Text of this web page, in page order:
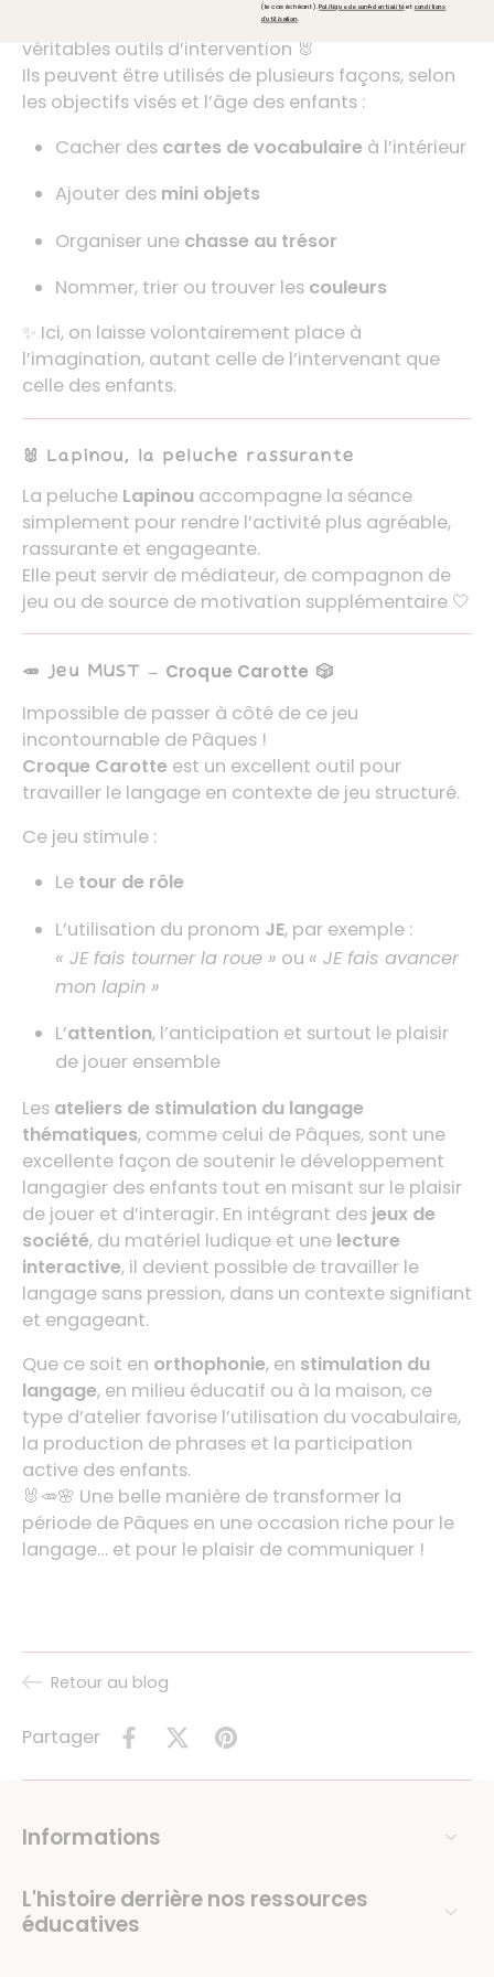
Les petits cocos de Pâques deviennent de
véritables outils d’intervention 🐰
Ils peuvent être utilisés de plusieurs façons, selon
les objectifs visés et l’âge des enfants :
Cacher des cartes de vocabulaire à l’intérieur
Ajouter des mini objets
Organiser une chasse au trésor
Nommer, trier ou trouver les couleurs
✨ Ici, on laisse volontairement place à
l’imagination, autant celle de l’intervenant que
celle des enfants.
🐰 Lapinou, la peluche rassurante
La peluche Lapinou accompagne la séance
simplement pour rendre l’activité plus agréable,
rassurante et engageante.
Elle peut servir de médiateur, de compagnon de
jeu ou de source de motivation supplémentaire 🤍
🥕 Jeu MUST – Croque Carotte 🎲
Impossible de passer à côté de ce jeu
incontournable de Pâques !
Croque Carotte est un excellent outil pour
travailler le langage en contexte de jeu structuré.
Ce jeu stimule :
Le tour de rôle
L’utilisation du pronom JE, par exemple :
« JE fais tourner la roue » ou « JE fais avancer
mon lapin »
L’attention, l’anticipation et surtout le plaisir
de jouer ensemble
Les ateliers de stimulation du langage
thématiques, comme celui de Pâques, sont une
excellente façon de soutenir le développement
langagier des enfants tout en misant sur le plaisir
de jouer et d’interagir. En intégrant des jeux de
société, du matériel ludique et une lecture
interactive, il devient possible de travailler le
langage sans pression, dans un contexte signifiant
et engageant.
Que ce soit en orthophonie, en stimulation du
langage, en milieu éducatif ou à la maison, ce
type d’atelier favorise l’utilisation du vocabulaire,
la production de phrases et la participation
active des enfants.
🐰🥕🌸 Une belle manière de transformer la
période de Pâques en une occasion riche pour le
langage… et pour le plaisir de communiquer !
Retour au blog
Partager
Informations
L'histoire derrière nos ressources
éducatives
(le cas échéant).Politique de confidentialitéet conditions
d'utilisation.